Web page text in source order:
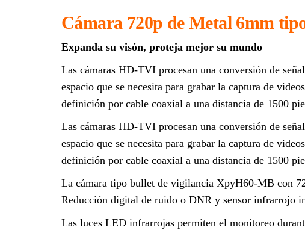
Cámara 720p de Metal 6mm
Expanda su visón, proteja mejor su mundo
Las cámaras HD-TVI procesan una conversión de
espacio que se necesita para grabar la captura de
definición por cable coaxial a una distancia de 1500
Las cámaras HD-TVI procesan una conversión de
espacio que se necesita para grabar la captura de
definición por cable coaxial a una distancia de 1500
La cámara tipo bullet de vigilancia XpyH60-MB con
Reducción digital de ruido o DNR y sensor infrarrojo
Las luces LED infrarrojas permiten el monitoreo